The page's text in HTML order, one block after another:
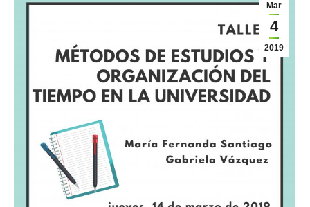
Mar
4
2019